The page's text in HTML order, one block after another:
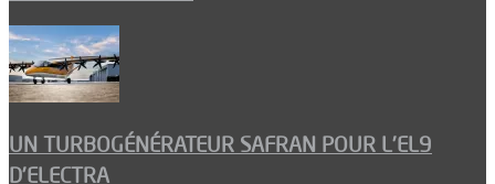
UN TURBOGÉNÉRATEUR SAFRAN POUR L’EL9
D’ELECTRA